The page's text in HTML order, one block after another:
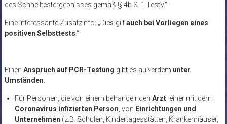
des Schnelltestergebnisses gemäß § 4b S. 1 TestV.“
Eine interessante Zusatzinfo: „Dies giltauch bei Vorliegen eines
positiven Selbsttests .“
Einen Anspruch auf PCR-Testung gibt es außerdem unter
Umständen:
Für Personen, die von einem behandelnden Arzt, einer mit dem
Coronavirus infizierten Person , von Einrichtungen und
Unternehmen (z.B. Schulen, Kindertagesstätten, Krankenhäuser,